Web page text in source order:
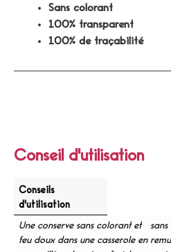
Conseil d'utilisation
Conseils
d'utilisation
Une conserve sans colorant et sans
feu doux dans une casserole en
Sans colorant
100% transparent
100% de traçabilité